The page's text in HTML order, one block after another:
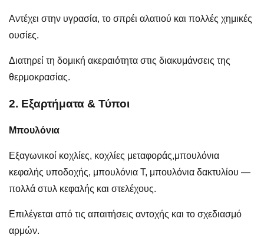
Αντέχει στην υγρασία, το σπρέι αλατιού και πολλές χημικές
ουσίες.
Διατηρεί τη δομική ακεραιότητα στις διακυμάνσεις της
θερμοκρασίας.
2. Εξαρτήματα & Τύποι
Μπουλόνια
Εξαγωνικοί κοχλίες, κοχλίες μεταφοράς,μπουλόνια
κεφαλής υποδοχής, μπουλόνια T, μπουλόνια δακτυλίου —
πολλά στυλ κεφαλής και στελέχους.
Επιλέγεται από τις απαιτήσεις αντοχής και το σχεδιασμό
αρμών.